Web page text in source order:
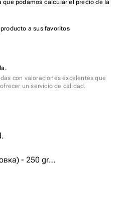
que podamos calcular el precio de la
a sus favoritos
con valoraciones excelentes que
un servicio de calidad.
- 250 gr